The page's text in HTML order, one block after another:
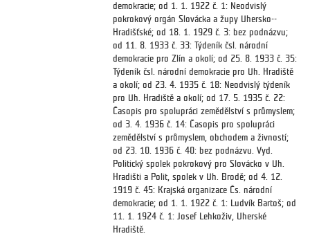
demokracie; od 1. 1. 1922 č. 1: Neodvislý
pokrokový orgán Slovácka a župy Uhersko--
Hradišťské; od 18. 1. 1929 č. 3: bez podnázvu;
od 11. 8. 1933 č. 33: Týdeník čsl. národní
demokracie pro Zlín a okolí; od 25. 8. 1933 č. 35:
Týdeník čsl. národní demokracie pro Uh. Hradiště
a okolí; od 23. 4. 1935 č. 18: Neodvislý týdeník
pro Uh. Hradiště a okolí; od 17. 5. 1935 č. 22:
Časopis pro spolupráci zemědělství s průmyslem;
od 3. 4. 1936 č. 14: Časopis pro spolupráci
zemědělství s průmyslem, obchodem a živností;
od 23. 10. 1936 č. 40: bez podnázvu. Vyd.
Politický spolek pokrokový pro Slovácko v Uh.
Hradišti a Polit, spolek v Uh. Brodě; od 4. 12.
1919 č. 45: Krajská organizace Čs. národní
demokracie; od 1. 1. 1922 č. 1: Ludvík Bartoš; od
11. 1. 1924 č. 1: Josef Lehkoživ, Uherské
Hradiště.